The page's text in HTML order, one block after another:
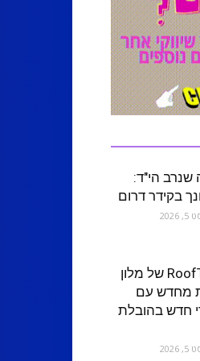
שנרב הי"ד:
בקידר דרום
מסעדת ה-RoofTop של מלון
מחדש עם
חדש בהובלת